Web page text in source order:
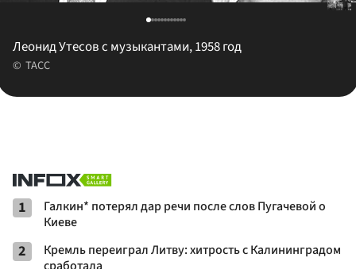
Леонид Утесов с музыкантами, 1958 год
ТАСС
1
Галкин* потерял дар речи после слов Пугачевой о
Киеве
2
Кремль переиграл Литву: хитрость с Калининградом